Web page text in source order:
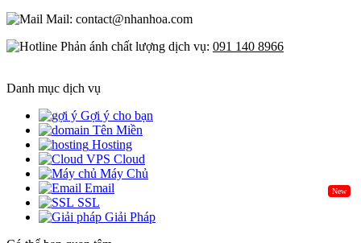
Mail: contact@nhanhoa.com
Phản ánh chất lượng dịch vụ: 091 140 8966
Danh mục dịch vụ
Gợi ý cho bạn
Tên Miền
Hosting
Cloud
Máy Chủ
New
Email
SSL
Giải Pháp